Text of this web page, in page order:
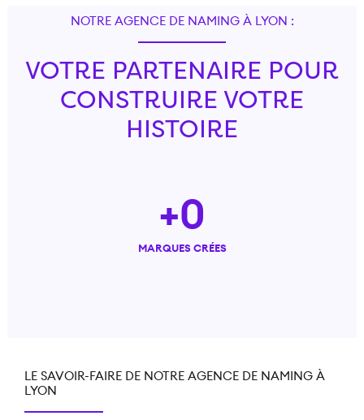
NOTRE AGENCE DE NAMING À LYON :
VOTRE PARTENAIRE POUR
CONSTRUIRE VOTRE
HISTOIRE
MARQUES CRÉES
+0
LE SAVOIR-FAIRE DE NOTRE AGENCE DE NAMING À
LYON